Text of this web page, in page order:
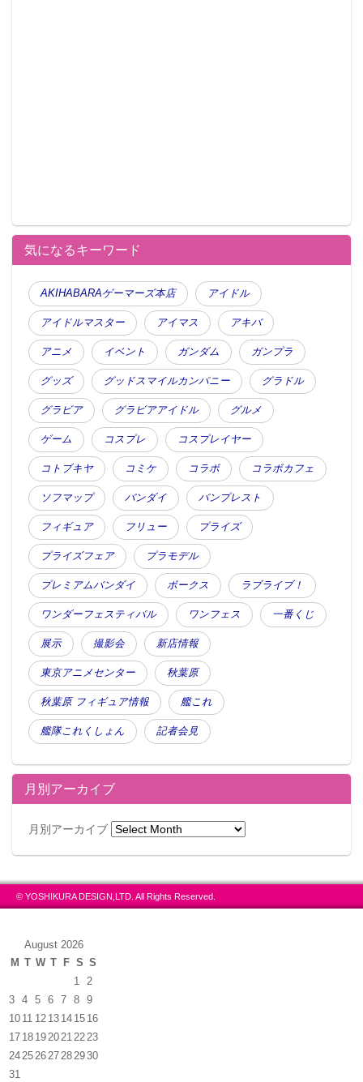
気になるキーワード
AKIHABARAゲーマーズ本店 アイドル
アイドルマスター アイマス アキバ
アニメ イベント ガンダム ガンプラ
グッズ グッドスマイルカンパニー グラドル
グラビア グラビアアイドル グルメ
ゲーム コスプレ コスプレイヤー
コトブキヤ コミケ コラボ コラボカフェ
ソフマップ バンダイ バンプレスト
フィギュア フリュー プライズ
プライズフェア プラモデル
プレミアムバンダイ ボークス ラブライブ！
ワンダーフェスティバル ワンフェス 一番くじ
展示 撮影会 新店情報
東京アニメセンター 秋葉原
秋葉原 フィギュア情報 艦これ
艦隊これくしょん 記者会見
月別アーカイブ
月別アーカイブ
© YOSHIKURA DESIGN,LTD. All Rights Reserved.
August 2026
M T W T F S S
1
2
3
4 5 6 7 8
9
10 11 12 13 14 15 16
17 18 19 20 21 22 23
24 25 26 27 28 2930
31